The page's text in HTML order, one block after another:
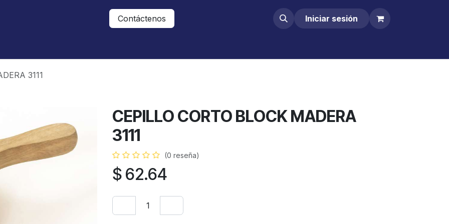
Contáctenos Iniciar sesión
3111
CEPILLO CORTO BLOCK MADERA
3111
(0 reseña)
$ 62.64